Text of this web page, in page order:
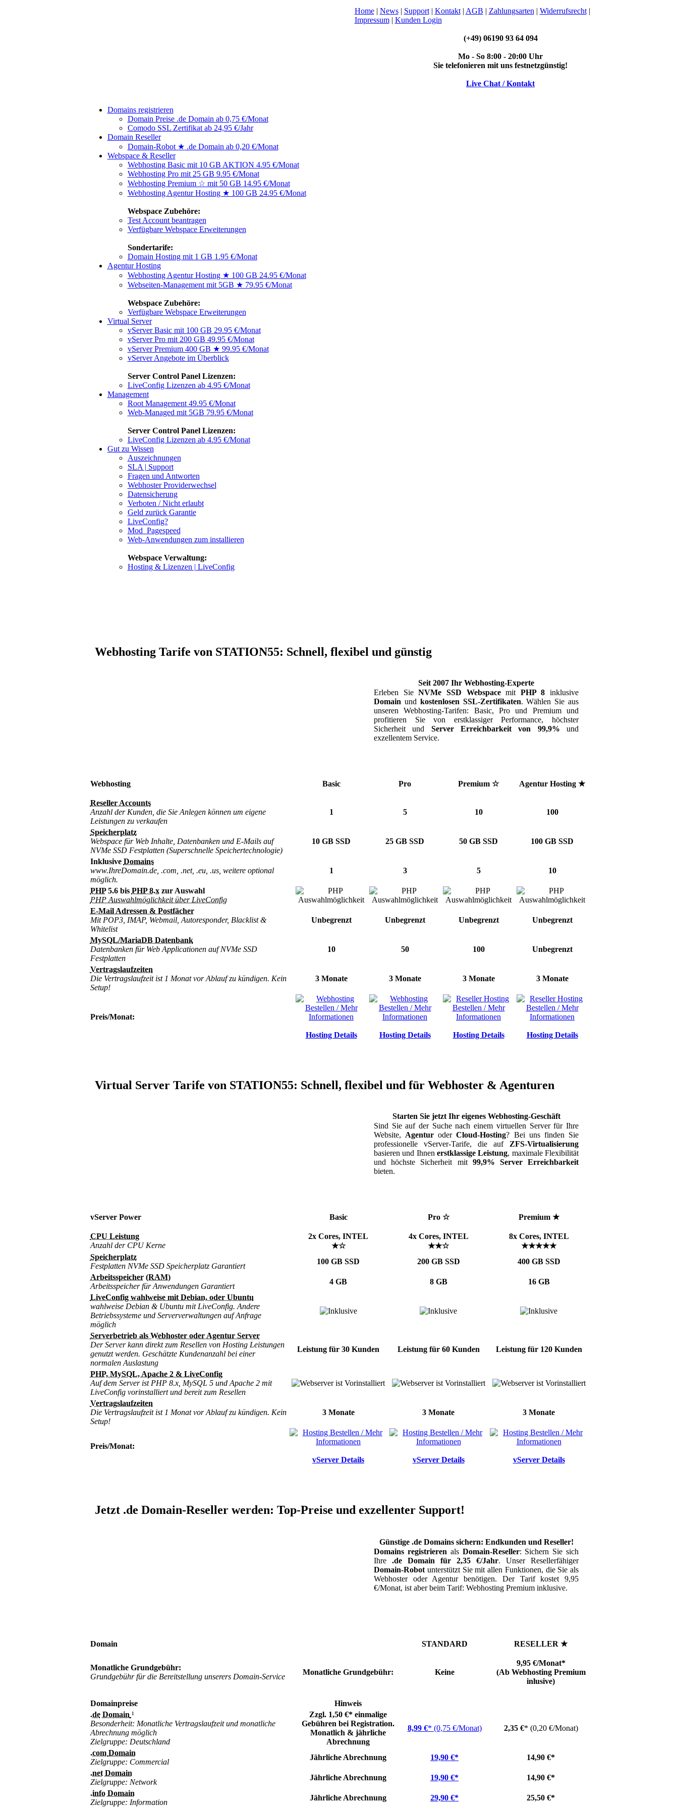
Home| News| Support| Kontakt| AGB | Zahlungsarten | Widerrufsrecht|
Impressum| Kunden Login
(+49) 06190 93 64 094
Mo - So 8:00 - 20:00 Uhr
Sie telefonieren mit uns festnetzgünstig!
Live Chat / Kontakt
Domains registrieren
Domain Preise .de Domain ab 0,75 €/Monat
Comodo SSL Zertifikat ab 24,95 €/Jahr
Domain Reseller
Domain-Robot ★ .de Domain ab 0,20 €/Monat
Webspace & Reseller
Webhosting Basic mit 10 GB AKTION 4.95 €/Monat
Webhosting Pro mit 25 GB 9.95 €/Monat
Webhosting Premium ☆ mit 50 GB 14.95 €/Monat
Webhosting Agentur Hosting ★ 100 GB 24.95 €/Monat
Webspace Zubehöre:
Test Account beantragen
Verfügbare Webspace Erweiterungen
Sondertarife:
Domain Hosting mit 1 GB 1.95 €/Monat
Agentur Hosting
Webhosting Agentur Hosting ★ 100 GB 24.95 €/Monat
Webseiten-Management mit 5GB ★ 79.95 €/Monat
Webspace Zubehöre:
Verfügbare Webspace Erweiterungen
Virtual Server
vServer Basic mit 100 GB 29.95 €/Monat
vServer Pro mit 200 GB 49.95 €/Monat
vServer Premium 400 GB ★ 99.95 €/Monat
vServer Angebote im Überblick
Server Control Panel Lizenzen:
LiveConfig Lizenzen ab 4.95 €/Monat
Management
Root Management49.95 €/Monat
Web-Managed mit 5GB 79.95 €/Monat
Server Control Panel Lizenzen:
LiveConfig Lizenzen ab 4.95 €/Monat
Gut zu Wissen
Auszeichnungen
SLA | Support
Fragen und Antworten
Webhoster Providerwechsel
Datensicherung
Verboten / Nicht erlaubt
Geld zurück Garantie
LiveConfig?
Mod_Pagespeed
Web-Anwendungen zum installieren
Webspace Verwaltung:
Hosting & Lizenzen | LiveConfig
Webhosting Tarife von STATION55: Schnell, flexibel und günstig
Seit 2007 Ihr Webhosting-Experte
Erleben SieNVMe SSD Webspacemit PHP 8 inklusive
Domain und kostenlosen SSL-Zertifikaten. Wählen Sie aus
unseren Webhosting-Tarifen: Basic, Pro und Premium und
profitieren Sie von erstklassiger Performance, höchster
Sicherheit und Server Erreichbarkeit von 99,9% und
exzellentem Service.
Webhosting Basic Pro Premium ☆ Agentur Hosting ★
Reseller Accounts
Anzahl der Kunden, die Sie Anlegen können um eigene
Leistungen zu verkaufen
1 5 10 100
Speicherplatz
Webspace für Web Inhalte, Datenbanken und E-Mails auf
NVMe SSD Festplatten (Superschnelle Speichertechnologie)
10 GB SSD 25 GB SSD 50 GB SSD 100 GB SSD
Inklusive Domains
www.IhreDomain.de, .com, .net, .eu, .us, weitere optional
möglich.
1 3 5 10
PHP5.6 bis PHP 8.xzur Auswahl
PHP Auswahlmöglichkeit über LiveConfig
E-Mail Adressen & Postfächer
Mit POP3, IMAP, Webmail, Autoresponder, Blacklist &
Whitelist
Unbegrenzt Unbegrenzt Unbegrenzt Unbegrenzt
MySQL/MariaDB Datenbank
Datenbanken für Web Applicationen auf NVMe SSD
Festplatten
10 50 100 Unbegrenzt
Vertragslaufzeiten
Die Vertragslaufzeit ist 1 Monat vor Ablauf zu kündigen. Kein
Setup!
3 Monate 3 Monate 3 Monate 3 Monate
Preis/Monat:
Hosting Details Hosting Details Hosting Details Hosting Details
Virtual Server Tarife von STATION55: Schnell, flexibel und für Webhoster & Agenturen
Starten Sie jetzt Ihr eigenes Webhosting-Geschäft
Sind Sie auf der Suche nach einem virtuellen Server für Ihre
Website, Agentur oderCloud-Hosting? Bei uns finden Sie
professionelle vServer-Tarife, die auf ZFS-Virtualisierung
basieren und Ihnen erstklassige Leistung, maximale Flexibilität
und höchste Sicherheit mit 99,9% Server Erreichbarkeit
bieten.
vServer Power Basic Pro ☆ Premium ★
CPU Leistung
Anzahl der CPU Kerne
2x Cores, INTEL
★☆
4x Cores, INTEL
★★☆
8x Cores, INTEL
★★★★★
Speicherplatz
Festplatten NVMe SSD Speicherplatz Garantiert
100 GB SSD 200 GB SSD
400 GB SSD
Arbeitsspeicher (RAM)
Arbeitsspeicher für Anwendungen Garantiert
4 GB 8 GB
16 GB
LiveConfig wahlweise mit Debian, oder Ubuntu
wahlweise Debian & Ubuntu mit LiveConfig. Andere
Betriebssysteme und Serververwaltungen auf Anfrage
möglich
Serverbetrieb als Webhoster oder Agentur Server
Der Server kann direkt zum Resellen von Hosting Leistungen
genutzt werden. Geschätzte Kundenanzahl bei einer
normalen Auslastung
Leistung für 30 Kunden Leistung für 60 Kunden Leistung für 120 Kunden
PHP, MySQL, Apache 2 & LiveConfig
Auf dem Server ist PHP 8.x, MySQL 5 und Apache 2 mit
LiveConfig vorinstalliert und bereit zum Resellen
Vertragslaufzeiten
Die Vertragslaufzeit ist 1 Monat vor Ablauf zu kündigen. Kein
Setup!
3 Monate 3 Monate 3 Monate
Preis/Monat:
vServer Details
vServer Details vServer Details
Jetzt .de Domain-Reseller werden: Top-Preise und exzellenter Support!
Günstige .de Domains sichern: Endkunden und Reseller!
Domains registrieren als Domain-Reseller: Sichern Sie sich
Ihre .de Domain für 2,35 €/Jahr. Unser Resellerfähiger
Domain-Robot unterstützt Sie mit allen Funktionen, die Sie als
Webhoster oder Agentur benötigen. Der Tarif kostet 9,95
€/Monat, ist aber beim Tarif: Webhosting Premium inklusive.
Domain STANDARD RESELLER ★
Monatliche Grundgebühr:
Grundgebühr für die Bereitstellung unserers Domain-Service
Monatliche Grundgebühr: Keine
9,95 €/Monat*
(Ab Webhosting Premium
inlusive)
Domainpreise
Hinweis
.de Domain ¹
Besonderheit: Monatliche Vertragslaufzeit und monatliche
Abrechnung möglich
Zielgruppe: Deutschland
Zzgl. 1,50 €* einmalige
Gebühren bei Registration.
Monatlich & jährliche
Abrechnung
8,99 €* (0,75 €/Monat) 2,35 €* (0,20 €/Monat)
.com Domain
Zielgruppe: Commercial
Jährliche Abrechnung 19,90 €*
14,90 €*
.net Domain
Zielgruppe: Network
Jährliche Abrechnung 19,90 €* 14,90 €*
.info Domain
Zielgruppe: Information
Jährliche Abrechnung 29,90 €* 25,50 €*